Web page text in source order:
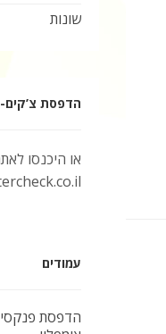
שונות
הדפסת צ’קים-
או היכנסו
עמודים
הדפסת פנקסי